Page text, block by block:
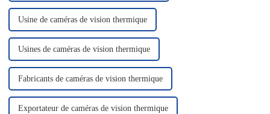
Usine de caméras de vision thermique
Usines de caméras de vision thermique
Fabricants de caméras de vision thermique
Exportateur de caméras de vision thermique